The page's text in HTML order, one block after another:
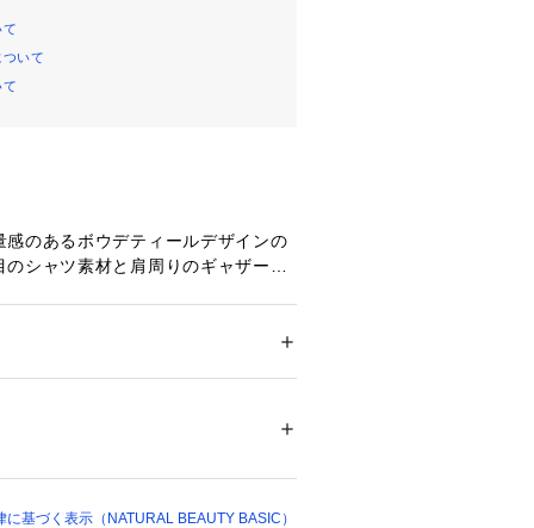
いて
感のあるボウデティールデザインの
のシャツ素材と肩周りのギャザーで
しても◎パンツやタイトスカートと
ルブレンドのシャツ素材。程よい
感があります。
見えることがございます。色味は、
漂白○ アイロン150℃ ドライ弱い タンブル
ト弱い
プ）基づく表示（NATURAL BEAUTY BASIC）